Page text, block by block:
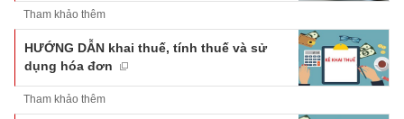
Tham khảo thêm
HƯỚNG DẪN khai thuế, tính thuế và sử
dụng hóa đơn
Tham khảo thêm